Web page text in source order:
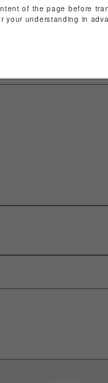
SHOP
of the page before
your understanding in